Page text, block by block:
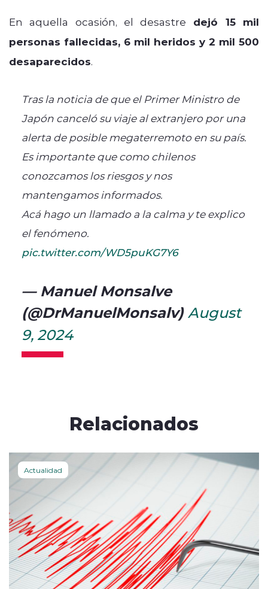
En aquella ocasión, el desastre dejó 15 mil
personas fallecidas, 6 mil heridos y 2 mil 500
desaparecidos.
Tras la noticia de que el Primer Ministro de
Japón canceló su viaje al extranjero por una
alerta de posible megaterremoto en su país.
Es importante que como chilenos
conozcamos los riesgos y nos
mantengamos informados.
Acá hago un llamado a la calma y te explico
el fenómeno.
pic.twitter.com/WD5puKG7Y6
— Manuel Monsalve
(@DrManuelMonsalv) August
9, 2024
Relacionados
Actualidad